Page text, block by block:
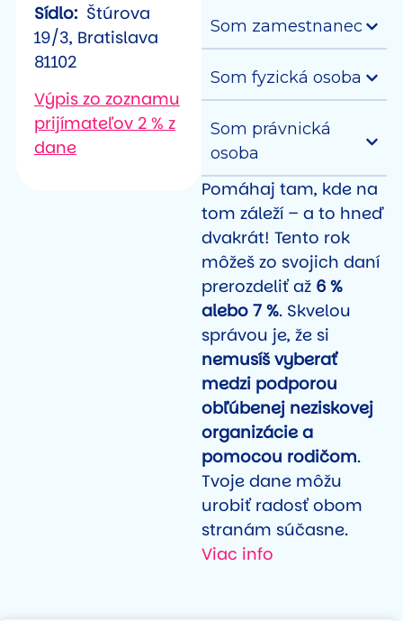
Sídlo: Štúrova
19/3, Bratislava
81102
Výpis zo zoznamu
prijímateľov 2 % z
dane
Som zamestnanec
Som fyzická osoba
Som právnická
osoba
Pomáhaj tam, kde na
tom záleží – a to hneď
dvakrát! Tento rok
môžeš zo svojich daní
prerozdeliť až 6 %
alebo 7 %. Skvelou
správou je, že si
nemusíš vyberať
medzi podporou
obľúbenej neziskovej
organizácie a
pomocou rodičom.
Tvoje dane môžu
urobiť radosť obom
stranám súčasne.
Viac info